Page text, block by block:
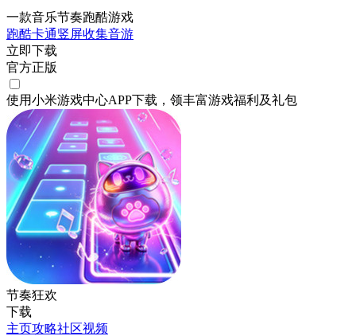
一款音乐节奏跑酷游戏
跑酷卡通竖屏收集音游
立即下载
官方正版
使用小米游戏中心APP下载 ，领丰富游戏福利 及礼包
节奏狂欢
下载
主页攻略社区视频